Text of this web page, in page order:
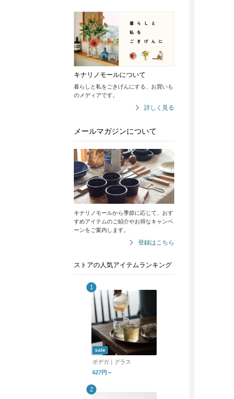
キナリノモールについて
暮らしと私をごきげんにする、お買いも
のメディアです。
詳しく見る
メールマガジンについて
キナリノモールから季節に応じて、おす
すめアイテムのご紹介やお得なキャンペ
ーンをご案内します。
登録はこちら
ストアの人気アイテムランキング
sale
ボデガ｜グラス
627円～